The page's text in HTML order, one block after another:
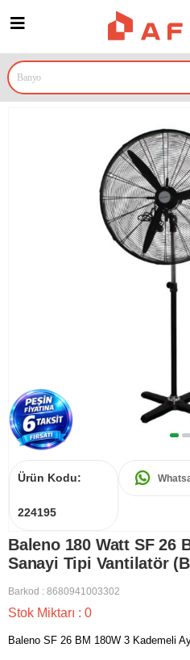
Ürün Kodu:
224195
Baleno 180 Watt SF 26
Sanayi Tipi Vantilatör
Barkod : 8680941003302
Stok Miktarı : 0
Baleno SF 26 BM 180W 3 Kademeli